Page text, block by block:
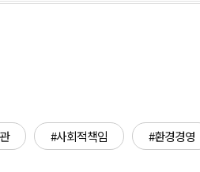
#사회적책임
#환경경영